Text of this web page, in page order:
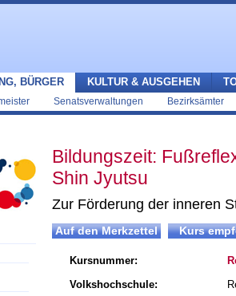
BÜRGER
Senatsverwaltungen Bezirksämter
KULTUR & AUSGEHEN
Bildungszeit:
Shin Jyutsu
Zur Förderung der inneren
Kursnummer:
Volkshochschule: